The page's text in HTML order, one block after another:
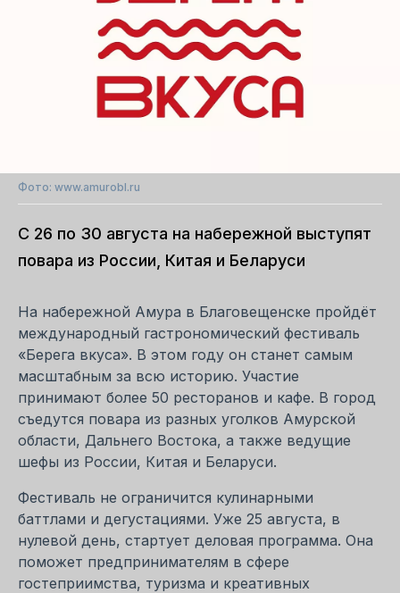
Фото: www.amurobl.ru
С 26 по 30 августа на набережной выступят
повара из России, Китая и Беларуси
На набережной Амура в Благовещенске пройдёт
международный гастрономический фестиваль
«Берега вкуса». В этом году он станет самым
масштабным за всю историю. Участие
принимают более 50 ресторанов и кафе. В город
съедутся повара из разных уголков Амурской
области, Дальнего Востока, а также ведущие
шефы из России, Китая и Беларуси.
Фестиваль не ограничится кулинарными
баттлами и дегустациями. Уже 25 августа, в
нулевой день, стартует деловая программа. Она
поможет предпринимателям в сфере
гостеприимства, туризма и креативных